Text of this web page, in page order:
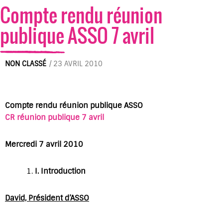
Compte rendu réunion
publique ASSO 7 avril
NON CLASSÉ / 23 AVRIL 2010
Compte rendu réunion publique ASSO
CR réunion publique 7 avril
Mercredi 7 avril 2010
I. Introduction
David, Président d’ASSO